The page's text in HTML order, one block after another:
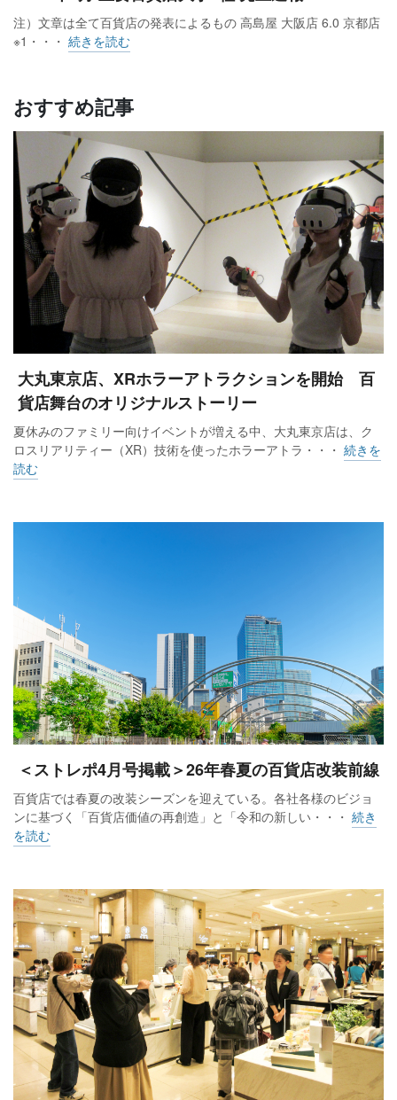
注）文章は全て百貨店の発表によるもの 高島屋 大阪店 6.0 京都店
※1・・・ 続きを読む
おすすめ記事
大丸東京店、XRホラーアトラクションを開始 百
貨店舞台のオリジナルストーリー
夏休みのファミリー向けイベントが増える中、大丸東京店は、ク
ロスリアリティー（XR）技術を使ったホラーアトラ・・・ 続きを
読む
＜ストレポ4月号掲載＞26年春夏の百貨店改装前線
百貨店では春夏の改装シーズンを迎えている。各社各様のビジョ
ンに基づく「百貨店価値の再創造」と「令和の新しい・・・ 続き
を読む